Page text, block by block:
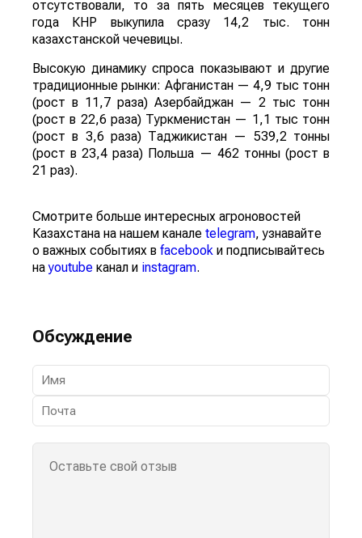
отсутствовали, то за пять месяцев текущего
года КНР выкупила сразу 14,2 тыс. тонн
казахстанской чечевицы.
Высокую динамику спроса показывают и другие
традиционные рынки: Афганистан — 4,9 тыс тонн
(рост в 11,7 раза) Азербайджан — 2 тыс тонн
(рост в 22,6 раза) Туркменистан — 1,1 тыс тонн
(рост в 3,6 раза) Таджикистан — 539,2 тонны
(рост в 23,4 раза) Польша — 462 тонны (рост в
21 раз).
Смотрите больше интересных агроновостей
Казахстана на нашем канале telegram, узнавайте
о важных событиях в facebook и подписывайтесь
наyoutube канал и instagram.
Обсуждение